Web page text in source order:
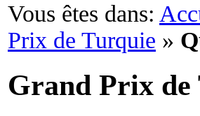
Vous êtes dans:
Prix de Turquie »
Grand Prix de